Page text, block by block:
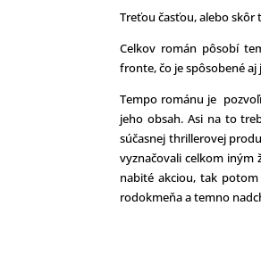
Treťou časťou, alebo
Celkov román pôsobí
fronte, čo je spôsobené
Tempo románu je
jeho obsah. Asi na to
súčasnej thrillerovej
vyznačovali celkom
nabité akciou, tak
rodokmeňa a temno